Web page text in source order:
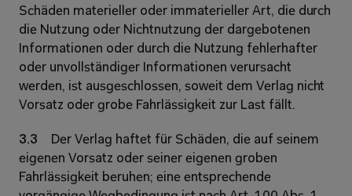
Schäden materieller oder immaterieller Art, die durch
die Nutzung oder Nichtnutzung der dargebotenen
Informationen oder durch die Nutzung fehlerhafter
oder unvollständiger Informationen verursacht
werden, ist ausgeschlossen, soweit dem Verlag nicht
Vorsatz oder grobe Fahrlässigkeit zur Last fällt.
3.3
Der Verlag haftet für Schäden, die auf seinem
eigenen Vorsatz oder seiner eigenen groben
Fahrlässigkeit beruhen; eine entsprechende